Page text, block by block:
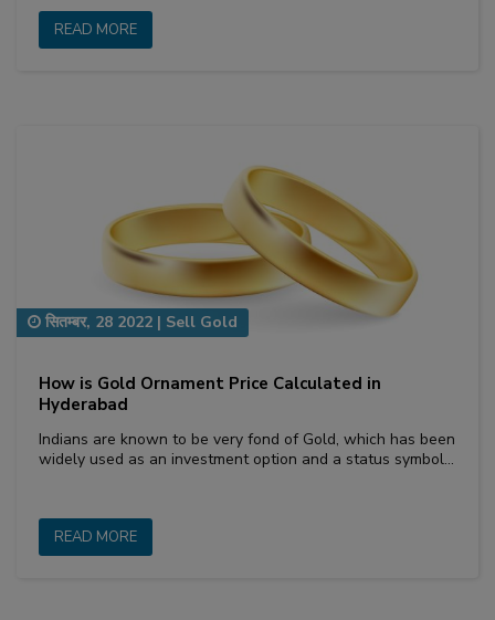
READ MORE
How is Gold Ornament Price Calculated in
Hyderabad
सितम्बर, 28 2022 | Sell Gold
Indians are known to be very fond of Gold, which has been
widely used as an investment option and a status symbol…
READ MORE